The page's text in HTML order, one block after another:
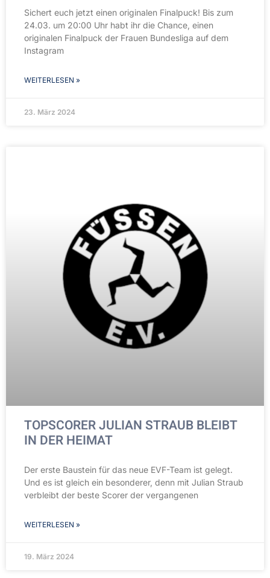
Sichert euch jetzt einen originalen Finalpuck! Bis zum
24.03. um 20:00 Uhr habt ihr die Chance, einen
originalen Finalpuck der Frauen Bundesliga auf dem
Instagram
WEITERLESEN »
23. März 2024
TOPSCORER JULIAN STRAUB BLEIBT
IN DER HEIMAT
Der erste Baustein für das neue EVF-Team ist gelegt.
Und es ist gleich ein besonderer, denn mit Julian Straub
verbleibt der beste Scorer der vergangenen
WEITERLESEN »
19. März 2024